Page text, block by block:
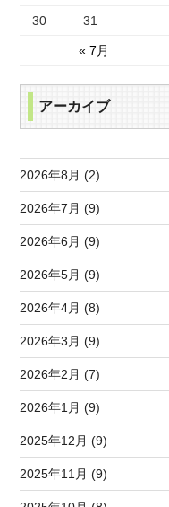
« 7月
30 31
アーカイブ
2026年8月 (2)
2026年7月 (9)
2026年6月 (9)
2026年5月 (9)
2026年4月 (8)
2026年3月 (9)
2026年2月 (7)
2026年1月 (9)
2025年12月 (9)
2025年11月 (9)